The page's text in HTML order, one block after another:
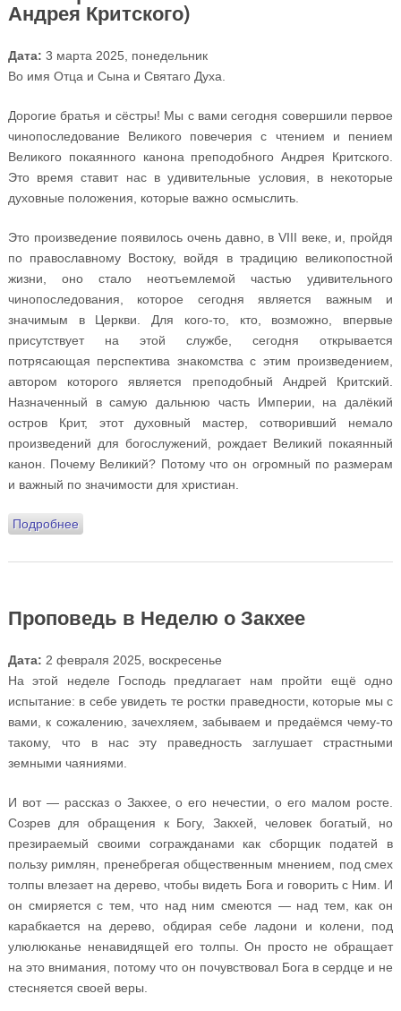
Андрея Критского)
Дата: 3 марта 2025, понедельник
Во имя Отца и Сына и Святаго Духа.
Дорогие братья и сёстры! Мы с вами сегодня совершили первое
чинопоследование Великого повечерия с чтением и пением
Великого покаянного канона преподобного Андрея Критского.
Это время ставит нас в удивительные условия, в некоторые
духовные положения, которые важно осмыслить.
Это произведение появилось очень давно, в VIII веке, и, пройдя
по православному Востоку, войдя в традицию великопостной
жизни, оно стало неотъемлемой частью удивительного
чинопоследования, которое сегодня является важным и
значимым в Церкви. Для кого-то, кто, возможно, впервые
присутствует на этой службе, сегодня открывается
потрясающая перспектива знакомства с этим произведением,
автором которого является преподобный Андрей Критский.
Назначенный в самую дальнюю часть Империи, на далёкий
остров Крит, этот духовный мастер, сотворивший немало
произведений для богослужений, рождает Великий покаянный
канон. Почему Великий? Потому что он огромный по размерам
и важный по значимости для христиан.
Подробнеео Проповедь в понедельник первой седмицы
каноном Андрея Критского)
Проповедь в Неделю о Закхее
Дата: 2 февраля 2025, воскресенье
На этой неделе Господь предлагает нам пройти ещё одно
испытание: в себе увидеть те ростки праведности, которые мы с
вами, к сожалению, зачехляем, забываем и предаёмся чему-то
такому, что в нас эту праведность заглушает страстными
земными чаяниями.
И вот — рассказ о Закхее, о его нечестии, о его малом росте.
Созрев для обращения к Богу, Закхей, человек богатый, но
презираемый своими согражданами как сборщик податей в
пользу римлян, пренебрегая общественным мнением, под смех
толпы влезает на дерево, чтобы видеть Бога и говорить с Ним. И
он смиряется с тем, что над ним смеются — над тем, как он
карабкается на дерево, обдирая себе ладони и колени, под
улюлюканье ненавидящей его толпы. Он просто не обращает
на это внимания, потому что он почувствовал Бога в сердце и не
стесняется своей веры.